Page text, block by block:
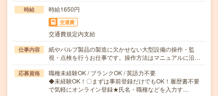
時給 時給1650円
交通費
交通費規定内支給
仕事内容
紙やパルプ製品の製造に欠かせない大型設備の操作・監
視・点検を行うお仕事です。操作方法はマニュアルに沿…
応募資格
職種未経験OK / ブランクOK / 英語力不要
◆未経験OK！〇まずは事前登録だけでもOK！履歴書不要
で気軽にオンライン登録★氏名・職種などを入力す…